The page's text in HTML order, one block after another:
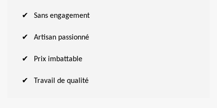
Sans engagement
Artisan passionné
Prix imbattable
Travail de qualité